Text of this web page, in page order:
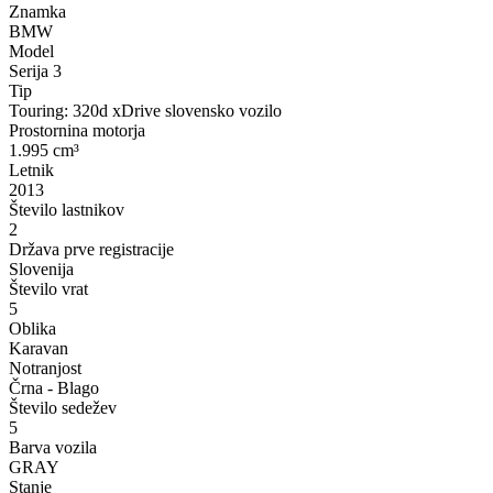
Znamka
BMW
Model
Serija 3
Tip
Touring: 320d xDrive slovensko vozilo
Prostornina motorja
1.995 cm³
Letnik
2013
Število lastnikov
2
Država prve registracije
Slovenija
Število vrat
5
Oblika
Karavan
Notranjost
Črna - Blago
Število sedežev
5
Barva vozila
GRAY
Stanje